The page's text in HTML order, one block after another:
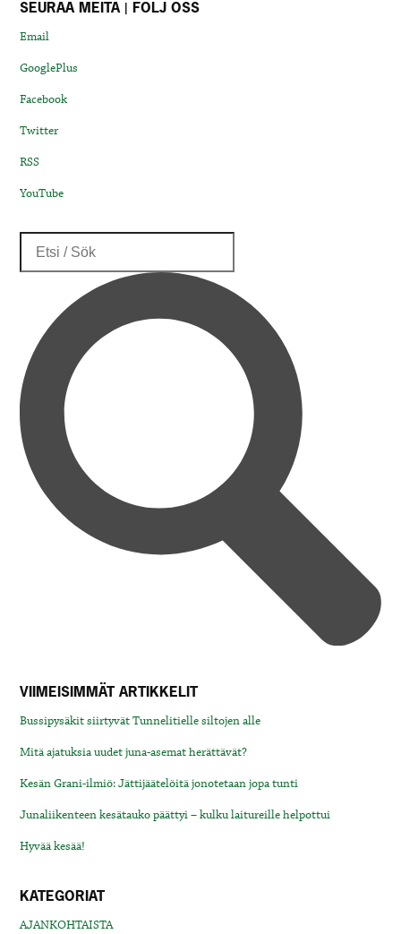
SEURAA MEITÄ | FÖLJ OSS
Email
GooglePlus
Facebook
Twitter
RSS
YouTube
VIIMEISIMMÄT ARTIKKELIT
Bussipysäkit siirtyvät Tunnelitielle siltojen alle
Mitä ajatuksia uudet juna-asemat herättävät?
Kesän Grani-ilmiö: Jättijäätelöitä jonotetaan jopa tunti
Junaliikenteen kesätauko päättyi – kulku laitureille helpottui
Hyvää kesää!
KATEGORIAT
AJANKOHTAISTA